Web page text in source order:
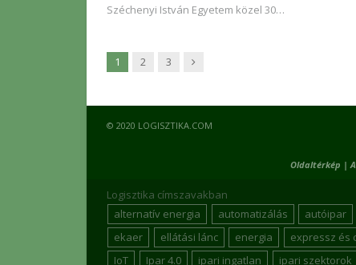
Széchenyi István Egyetem közel 30…
1 2 3 Következő
© 2020 LOGISZTIKA.COM
Oldaltérkép |
Logisztika címszavakban
alternatív energia
automatizálás autóipar
ekaer
ellátási lánc energia expressz és
IoT
Ipar 4.0 ipari ingatlan ipari szektorok